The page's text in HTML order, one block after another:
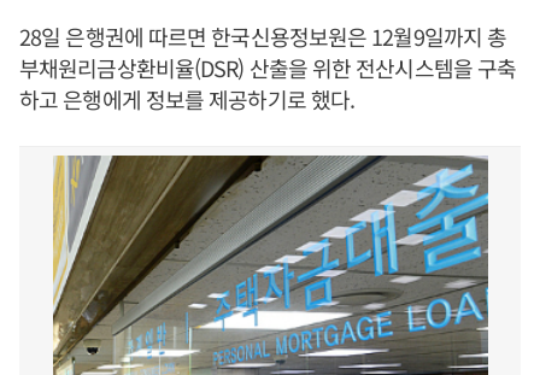
28일 은행권에 따르면 한국신용정보원은 12월9일까지 총
부채원리금상환비율(DSR) 산출을 위한 전산시스템을 구축
하고 은행에게 정보를 제공하기로 했다.